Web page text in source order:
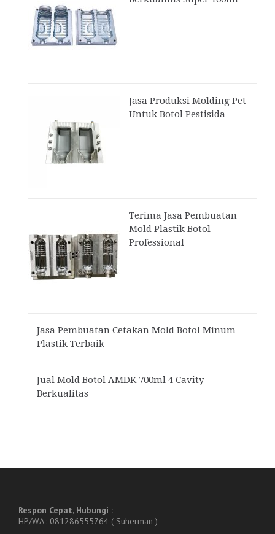
Jasa Produksi Molding Pet
Untuk Botol Pestisida
Terima Jasa Pembuatan
Mold Plastik Botol
Professional
Jasa Pembuatan Cetakan Mold Botol Minum
Plastik Terbaik
Jual Mold Botol AMDK 700ml 4 Cavity
Berkualitas
Respon Cepat, Hubungi :
HP/WA : 081286555764 ( Suherman )